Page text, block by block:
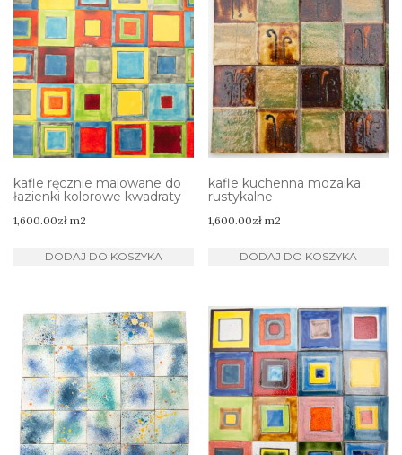
kafle ręcznie malowane do
łazienki kolorowe kwadraty
1,600.00zł m2
DODAJ DO KOSZYKA
kafle kuchenna mozaika
rustykalne
1,600.00zł m2
DODAJ DO KOSZYKA